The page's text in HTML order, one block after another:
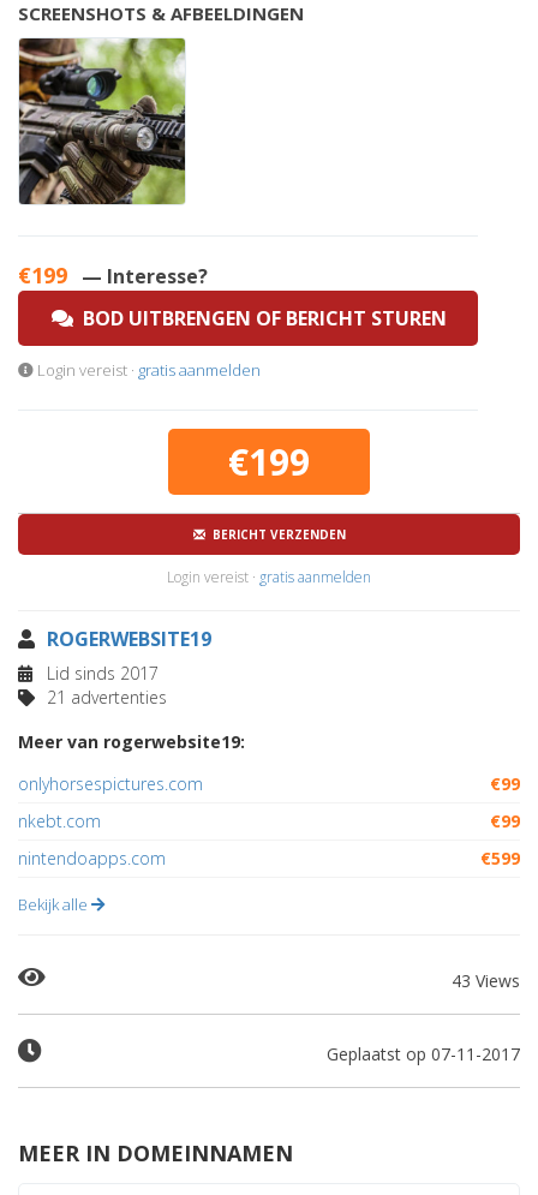
SCREENSHOTS & AFBEELDINGEN
€199 — Interesse?
BOD UITBRENGEN OF BERICHT STUREN
Login vereist · gratis aanmelden
€199
BERICHT VERZENDEN
Login vereist · gratis aanmelden
ROGERWEBSITE19
Lid sinds 2017
21 advertenties
Meer van rogerwebsite19:
onlyhorsespictures.com
€99
nkebt.com
€99
nintendoapps.com
€599
Bekijk alle
43 Views
Geplaatst op 07-11-2017
MEER IN DOMEINNAMEN